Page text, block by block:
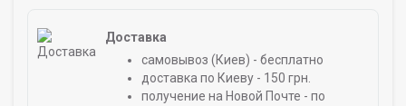
Доставка
самовывоз (Киев) - бесплатно
доставка по Киеву - 150 грн.
получение на Новой Почте - по